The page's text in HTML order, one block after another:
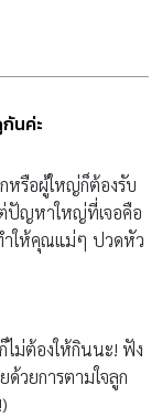
นค่ะ
หรือผู้ใหญ่ก็ต้องรับ
ปัญหาใหญ่ที่เจอคือ
ำให้คุณแม่ๆ ปวดหัว
ม่ต้องให้กินนะ! ฟัง
วยการตามใจลูก